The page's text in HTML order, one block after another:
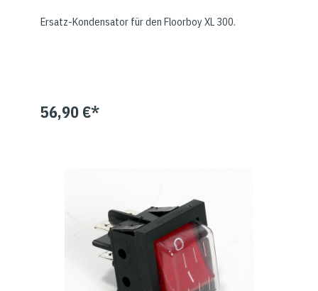
Ersatz-Kondensator für den Floorboy XL 300.
56,90 €*